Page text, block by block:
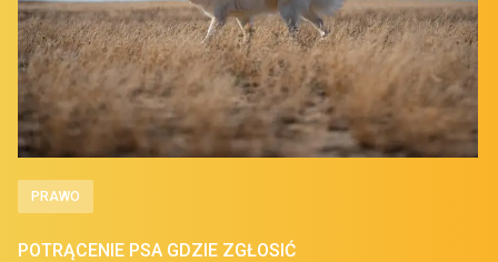
PRAWO
POTRĄCENIE PSA GDZIE ZGŁOSIĆ